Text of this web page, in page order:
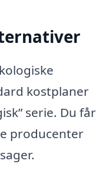
kostplaner
serie. Du får
producenter